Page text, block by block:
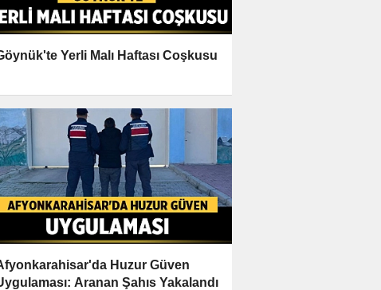
Yerli Malı Haftası Coşkusu
Huzur Güven
Aranan Şahıs Yakalandı